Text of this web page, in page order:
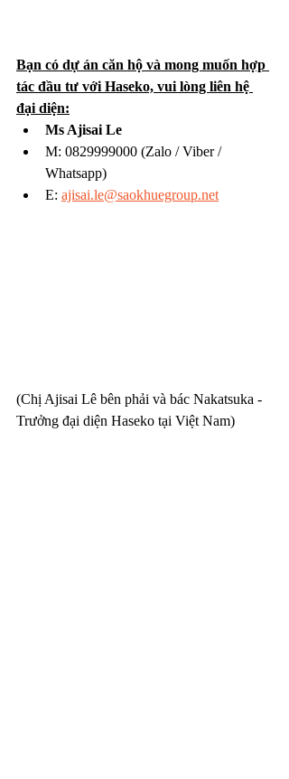
Bạn có dự án căn hộ và mong muốn hợp
tác đầu tư với Haseko, vui lòng liên hệ
đại diện:
Ms Ajisai Le
M: 0829999000 (Zalo / Viber /
Whatsapp)
E: ajisai.le@saokhuegroup.net
(Chị Ajisai Lê bên phải và bác Nakatsuka -
Trưởng đại diện Haseko tại Việt Nam)